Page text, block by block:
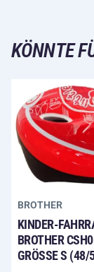
KÖNNTE
BROTHER
KINDER-
BROTHER
GRÖSSE S (48/